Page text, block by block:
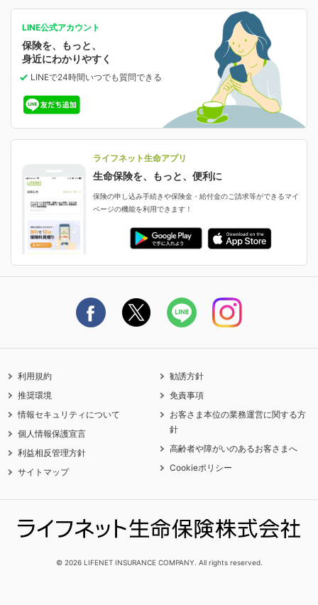
保険ジャンバラヤ
あなたの人生と保険選びのためのWebメディア
選ばれる理由・評判
ライフネット生命の特長
ライフネット生命が選ばれる理由がわかる！
評判・口コミ
ご契約者さまに聞きました！
申し込みガイド
ご契約の流れと必要書類
保険料の支払い方法
がん保険
がんに備える
女性保険
女性特有の病気に備える
就業不能保険
就業不能状態に備える
認知症・MCIに備える
ご契約内容の確認
お客さま情報の確認・変更
保険料の支払い方法の変更
中断したお申し込みの再開
お申し込み後の状況確認
減額・解約・追加契約の申し込み など
ご契約者さま向け各種お手続き・サービス
保険金・給付金のご請求
生命保険料控除に関するご案内
会社情報
業績・財務情報
保険金等の支払状況
採用情報
生命保険マニフェスト
ライフネット生命のCMページ
ライフネット生命公式note
保険相談サービス
よくあるご質問
資料請求
LINE公式アカウント
保険を、もっと、
身近にわかりやすく
LINEで24時間いつでも質問できる
ライフネット生命アプリ
生命保険を、もっと、便利に
保険の申し込み手続きや保険金・給付金のご請求等ができるマイ
ページの機能を利用できます！
利用規約
推奨環境
情報セキュリティについて
個人情報保護宣言
利益相反管理方針
サイトマップ
勧誘方針
免責事項
お客さま本位の業務運営に関する方
針
高齢者や障がいのあるお客さまへ
Cookieポリシー
© 2026 LIFENET INSURANCE COMPANY. All rights reserved.